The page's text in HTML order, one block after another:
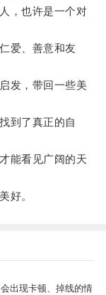
，也许是一个对
爱、善意和友
发，带回一些美
到了真正的自
能看见广阔的天
好。
出现卡顿、掉线的情